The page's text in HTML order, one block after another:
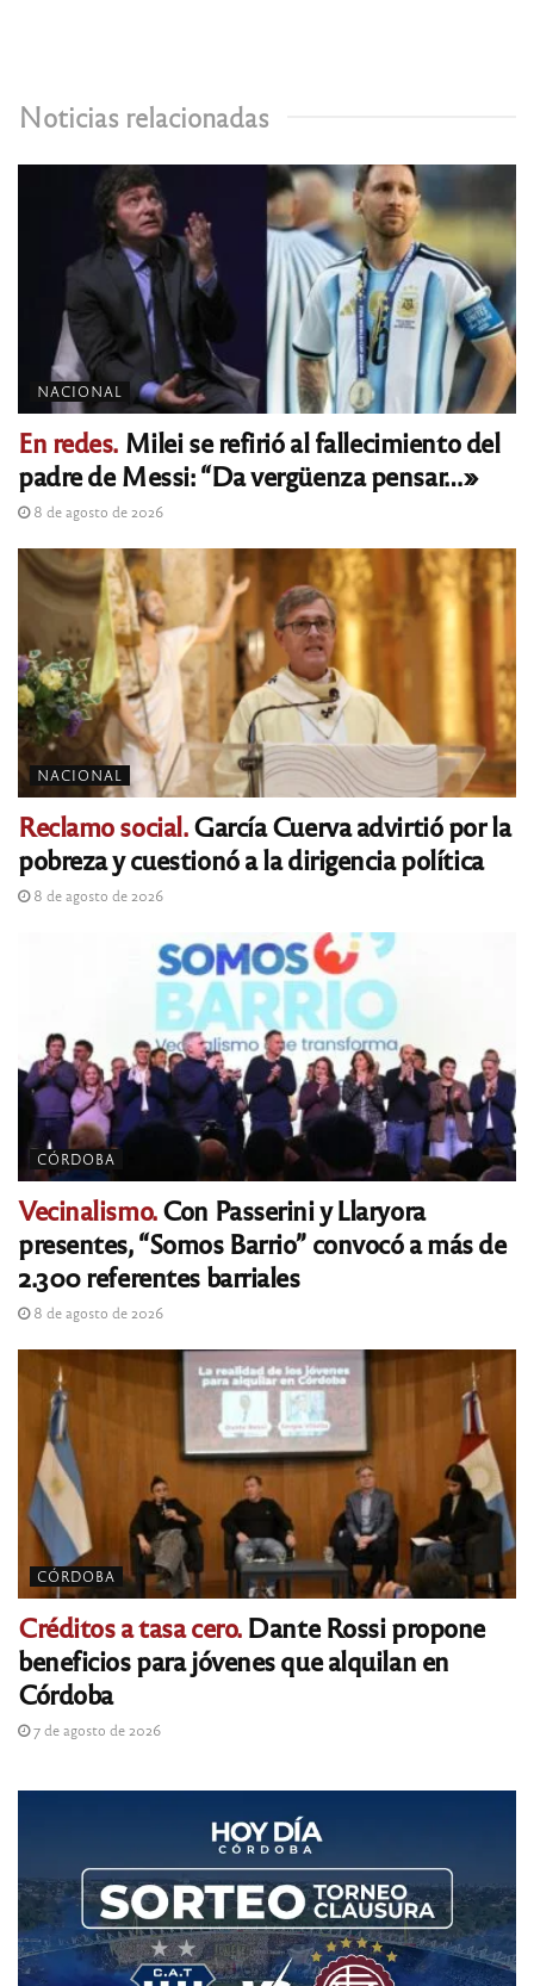
Noticias relacionadas
NACIONAL
En redes. Milei se refirió al fallecimiento del
padre de Messi: “Da vergüenza pensar…»
8 de agosto de 2026
NACIONAL
Reclamo social.García Cuerva advirtió por la
pobreza y cuestionó a la dirigencia política
8 de agosto de 2026
CÓRDOBA
Vecinalismo.Con Passerini y Llaryora
presentes, “Somos Barrio” convocó a más de
2.300 referentes barriales
8 de agosto de 2026
CÓRDOBA
Créditos a tasa cero.Dante Rossi propone
beneficios para jóvenes que alquilan en
Córdoba
7 de agosto de 2026